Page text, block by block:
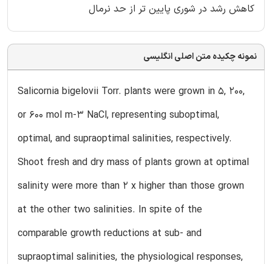
کاهش رشد در شوری پایین تر از حد نرمال
نمونه چکیده متن اصلی انگلیسی
Salicornia bigelovii Torr. plants were grown in 5, 200,
or 600 mol m-3 NaCl, representing suboptimal,
optimal, and supraoptimal salinities, respectively.
Shoot fresh and dry mass of plants grown at optimal
salinity were more than 2 x higher than those grown
at the other two salinities. In spite of the
comparable growth reductions at sub- and
supraoptimal salinities, the physiological responses,